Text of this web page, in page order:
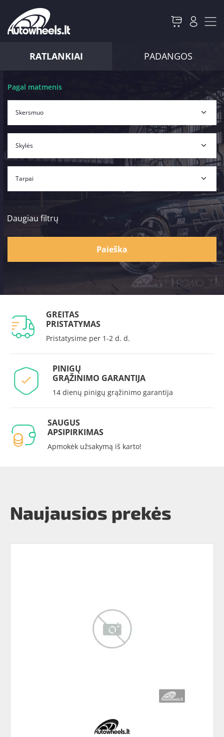
RATLANKIAI PADANGOS
Pagal matmenis
Daugiau filtrų
Paieška
GREITAS
PRISTATYMAS
Pristatysime per 1-2 d. d.
PINIGŲ
GRĄŽINIMO GARANTIJA
14 dienų pinigų grąžinimo garantija
SAUGUS
APSIPIRKIMAS
Apmokėk užsakymą iš karto!
Naujausios prekės